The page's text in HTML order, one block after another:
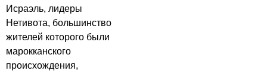
Исраэль, лидеры
Нетивота, большинство
жителей которого были
марокканского
происхождения,